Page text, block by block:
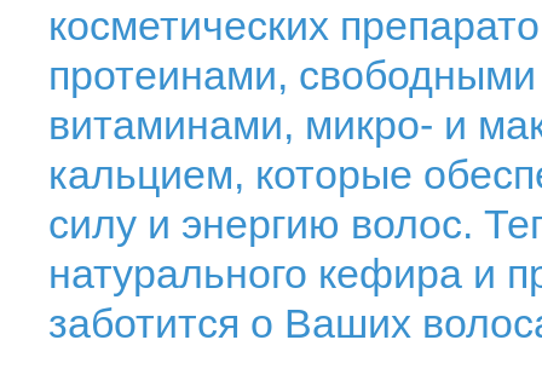
косметических
протеинами,
витаминами, микро- и
кальцием, которые
силу и энергию волос.
натурального кефира и
заботится о Ваших